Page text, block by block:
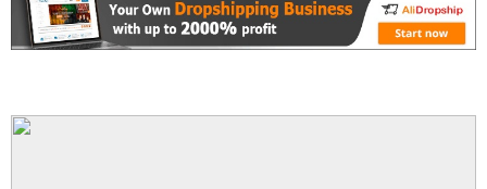
сведениям с различных устройств и упрощает
администрирование Водка казино ресурсами. В
рамках […]